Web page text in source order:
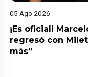
05 Ago 2026
¡Es oficial!
regresó con
más”